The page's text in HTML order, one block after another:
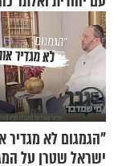
"הגמגום לא מגדיר
ישראל שטרן על